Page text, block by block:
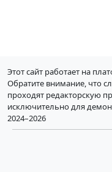
Этот сайт работает на
Обратите внимание, что
проходят редакторскую
исключительно для
2024–2026